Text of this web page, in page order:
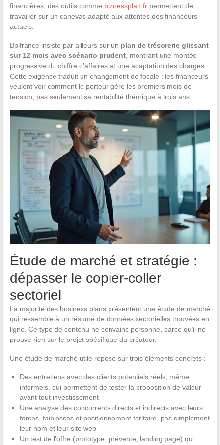
financières, des outils comme biznessplan.frpermettent de
travailler sur un canevas adapté aux attentes des financeurs
actuels.
Bpifrance insiste par ailleurs sur un plan de trésorerie glissant
sur 12 mois avec scénario prudent, montrant une montée
progressive du chiffre d’affaires et une adaptation des charges.
Cette exigence traduit un changement de focale : les financeurs
veulent voir comment le porteur gère les premiers mois de
tension, pas seulement sa rentabilité théorique à trois ans.
Étude de marché et stratégie :
dépasser le copier-coller
sectoriel
La majorité des business plans présentent une étude de marché
qui ressemble à un résumé de données sectorielles trouvées en
ligne. Ce type de contenu ne convainc personne, parce qu’il ne
prouve rien sur le projet spécifique du créateur.
Une étude de marché utile repose sur trois éléments concrets :
Des entretiens avec des clients potentiels réels, même
informels, qui permettent de tester la proposition de valeur
avant tout investissement
Une analyse des concurrents directs et indirects avec leurs
forces, faiblesses et positionnement tarifaire, pas simplement
leur nom et leur site web
Un test de l’offre (prototype, prévente, landing page) qui